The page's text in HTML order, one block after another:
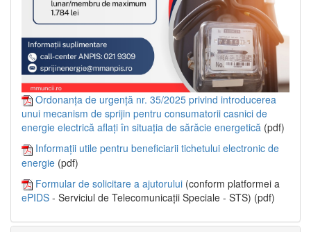
Ordonanța de urgență nr. 35/2025 privind introducerea
unui mecanism de sprijin pentru consumatorii casnici de
energie electrică aflați în situația de sărăcie energetică (pdf)
Informații utile pentru beneficiarii tichetului electronic de
energie (pdf)
Formular de solicitare a ajutorului (conform platformei a
ePIDS - Serviciul de Telecomunicații Speciale - STS) (pdf)